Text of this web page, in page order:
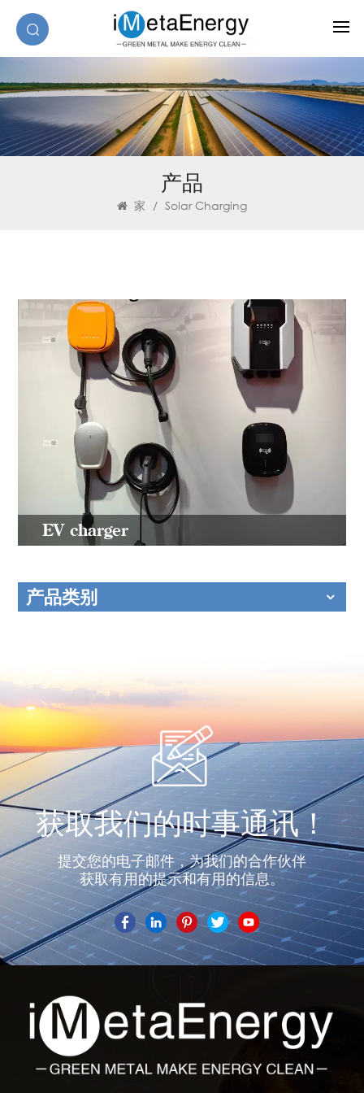
产品
家 / Solar Charging
EV charger
产品类别
获取我们的时事通讯！
提交您的电子邮件，为我们的合作伙伴
获取有用的提示和有用的信息。